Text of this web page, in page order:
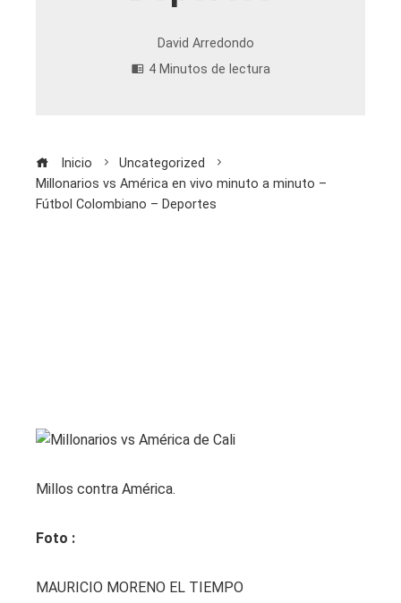
David Arredondo
4 Minutos de lectura
Inicio
Uncategorized
Millonarios vs América en vivo minuto a minuto –
Fútbol Colombiano – Deportes
Millos contra América.
Foto :
MAURICIO MORENO EL TIEMPO